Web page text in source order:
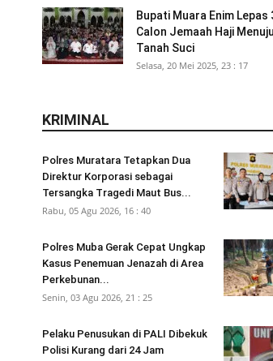
Bupati Muara Enim Lepas
Calon Jemaah Haji Menuju
Tanah Suci
Selasa, 20 Mei 2025, 23 : 17
KRIMINAL
Polres Muratara Tetapkan Dua
Direktur Korporasi sebagai
Tersangka Tragedi Maut Bus...
Rabu, 05 Agu 2026, 16 : 40
Polres Muba Gerak Cepat Ungkap
Kasus Penemuan Jenazah di Area
Perkebunan...
Senin, 03 Agu 2026, 21 : 25
Pelaku Penusukan di PALI Dibekuk
Polisi Kurang dari 24 Jam